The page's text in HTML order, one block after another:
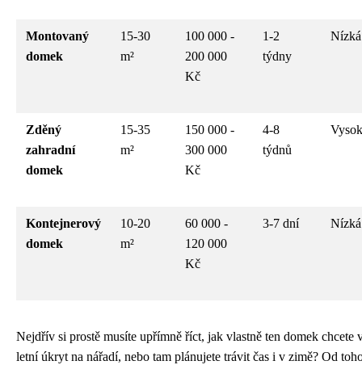
Montovaný
domek
15-30
m²
100 000 -
200 000
Kč
1-2
týdny
Nízká
Zděný
zahradní
domek
15-35
m²
150 000 -
300 000
Kč
4-8
týdnů
Kontejnerový
domek
10-20
m²
60 000 -
120 000
Kč
3-7 dní Nízká
Nejdřív si prostě musíte upřímně říct, jak vlastně ten domek chcete
letní úkryt na nářadí, nebo tam plánujete trávit čas i v zimě? Od